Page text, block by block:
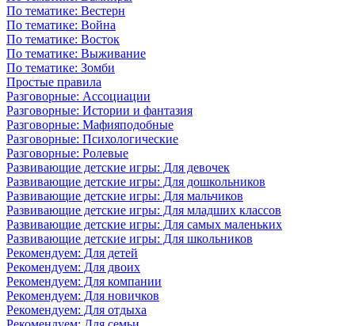
По тематике: Вестерн
По тематике: Война
По тематике: Восток
По тематике: Выживание
По тематике: Зомби
Простые правила
Разговорные: Ассоциации
Разговорные: Истории и фантазия
Разговорные: Мафияподобные
Разговорные: Психологические
Разговорные: Ролевые
Развивающие детские игры: Для девочек
Развивающие детские игры: Для дошкольников
Развивающие детские игры: Для мальчиков
Развивающие детские игры: Для младших классов
Развивающие детские игры: Для самых маленьких
Развивающие детские игры: Для школьников
Рекомендуем: Для детей
Рекомендуем: Для двоих
Рекомендуем: Для компании
Рекомендуем: Для новичков
Рекомендуем: Для отдыха